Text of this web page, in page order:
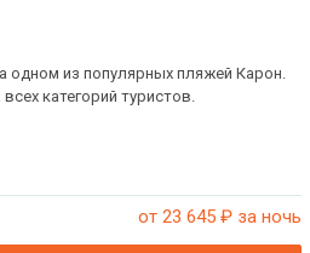
одном из популярных пляжей Карон.
категорий туристов.
от 23 645 ₽ за ночь